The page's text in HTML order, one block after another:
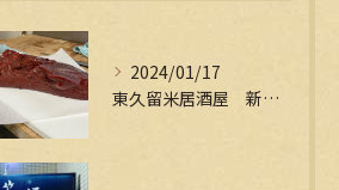
2024/01/17
東久留米居酒屋 新年会受付中